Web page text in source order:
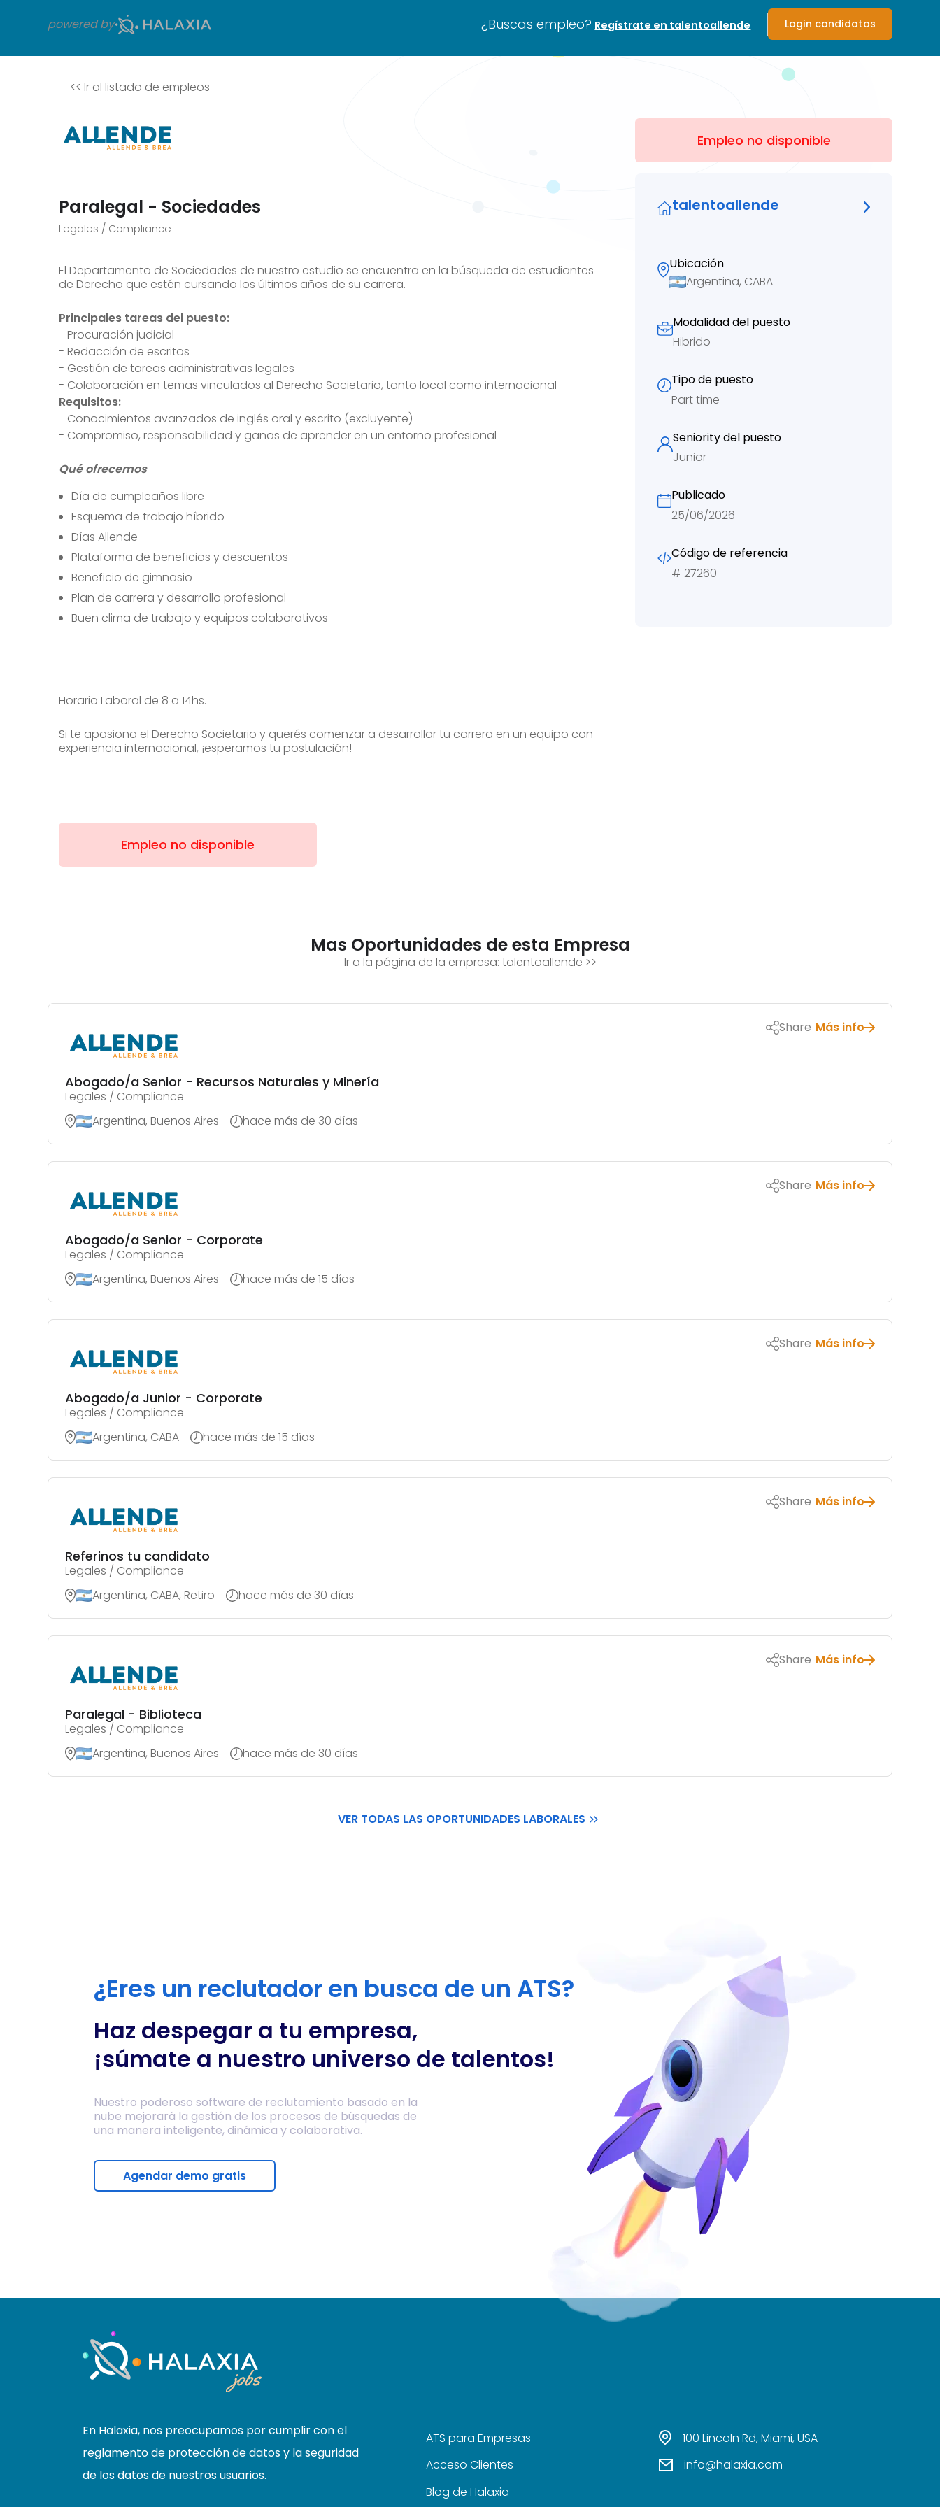
powered by ¿Buscas empleo? Regístrate en talentoallende Login candidatos
<< Ir al listado de empleos
Paralegal - Sociedades
Legales / Compliance
El Departamento de Sociedades de nuestro estudio se encuentra en la búsqueda de estudiantes
de Derecho que estén cursando los últimos años de su carrera.
Principales tareas del puesto:
- Procuración judicial
- Redacción de escritos
- Gestión de tareas administrativas legales
- Colaboración en temas vinculados al Derecho Societario, tanto local como internacional
Requisitos:
- Conocimientos avanzados de inglés oral y escrito (excluyente)
- Compromiso, responsabilidad y ganas de aprender en un entorno profesional
Qué ofrecemos
Día de cumpleaños libre
Esquema de trabajo híbrido
Días Allende
Plataforma de beneficios y descuentos
Beneficio de gimnasio
Plan de carrera y desarrollo profesional
Buen clima de trabajo y equipos colaborativos
Horario Laboral de 8 a 14hs.
Si te apasiona el Derecho Societario y querés comenzar a desarrollar tu carrera en un equipo con
experiencia internacional, ¡esperamos tu postulación!
Empleo no disponible
talentoallende
Ubicación
Argentina, CABA
Modalidad del puesto
Hibrido
Tipo de puesto
Part time
Seniority del puesto
Junior
Publicado
25/06/2026
Código de referencia
# 27260
Empleo no disponible
Mas Oportunidades de esta Empresa
Ir a la página de la empresa: talentoallende >>
Abogado/a Senior - Recursos Naturales y Minería
Legales / Compliance
Argentina, Buenos Aires
hace más de 30 días
Share Más info
Abogado/a Senior - Corporate
Legales / Compliance
Argentina, Buenos Aires
hace más de 15 días
Share Más info
Abogado/a Junior - Corporate
Legales / Compliance
Argentina, CABA
hace más de 15 días
Share Más info
Referinos tu candidato
Legales / Compliance
Argentina, CABA, Retiro
hace más de 30 días
Share Más info
Paralegal - Biblioteca
Legales / Compliance
Argentina, Buenos Aires
hace más de 30 días
Share Más info
VER TODAS LAS OPORTUNIDADES LABORALES
¿Eres un reclutador en busca de un ATS?
Haz despegar a tu empresa,
¡súmate a nuestro universo de talentos!
Nuestro poderoso software de reclutamiento basado en la
nube mejorará la gestión de los procesos de búsquedas de
una manera inteligente, dinámica y colaborativa.
Agendar demo gratis
En Halaxia, nos preocupamos por cumplir con el
reglamento de protección de datos y la seguridad
de los datos de nuestros usuarios.
ATS para Empresas
Acceso Clientes
Blog de Halaxia
100 Lincoln Rd, Miami, USA
info@halaxia.com